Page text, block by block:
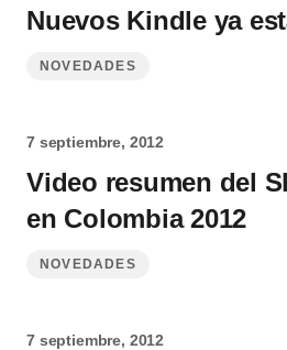
Nuevos Kindle ya
NOVEDADES
7 septiembre, 2012
Video resumen del
en Colombia 2012
NOVEDADES
7 septiembre, 2012